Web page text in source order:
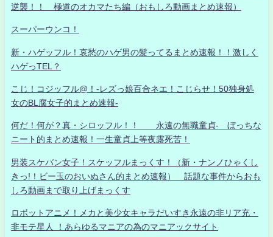
逆襲！！ 極道のオカマたち編（おもしろ動画まとめ速報）
スーパーウンコ！
新・ハゲッフル！哀愁のハゲ男の髪ってるまとめ速報！！激しく
ハゲっTEL？
こじ！コジッフル@！-レズっ娘百合ネエ！こじらせ！50独身処
女のBL腐女子的まとめ速報-
何だ！何が？真・シロッフル！！ 永遠の無職童貞- ぼっちな
ニート的まとめ速報！一生童貞上等夜露死苦！
男装スケバン女子！スケッフルまっくす！（新・ナンノひゃくし
きっ!！ビー玉のおいぬさん的まとめ速報） 話題な事件からおも
しろ動画まで取り上げまっくす
ロボットアニメ！メカと美少女キャラだいすき永遠の非リア充・
非モテ星人 ！あらゆるマニアの為のマニアックサイト